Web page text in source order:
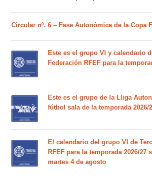
Circular nº. 6 – Fase Autonómica de la Copa
Este es el grupo VI y calendario
Federación RFEF para la
Este es el grupo de la Lliga
fútbol sala de la temporada 2026/
El calendario del grupo VI de
RFEF para la temporada 2026/27
martes 4 de agosto